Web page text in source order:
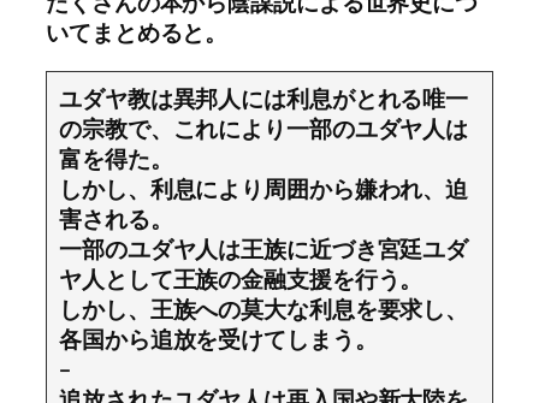
いてまとめると。
ユダヤ教は異邦人には利息がとれる唯一
の宗教で、これにより一部のユダヤ人は
富を得た。
しかし、利息により周囲から嫌われ、迫
害される。
一部のユダヤ人は王族に近づき宮廷ユダ
ヤ人として王族の金融支援を行う。
しかし、王族への莫大な利息を要求し、
各国から追放を受けてしまう。
–